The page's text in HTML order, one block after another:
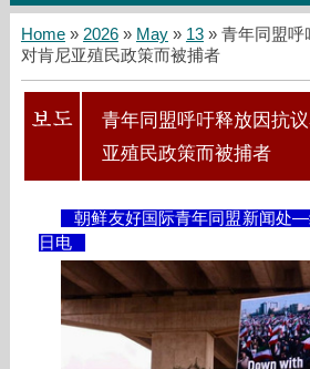
Home» 2026 » May » 13» 青年同盟呼
对肯尼亚殖民政策而被捕者
青年同盟呼吁释放因抗
亚殖民政策而被捕者
朝鲜友好国际青年同盟新闻处—
日电